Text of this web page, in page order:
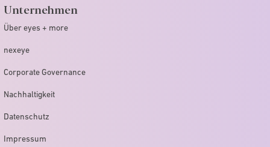
Unternehmen
Über eyes + more
nexeye
Corporate Governance
Nachhaltigkeit
Datenschutz
Impressum